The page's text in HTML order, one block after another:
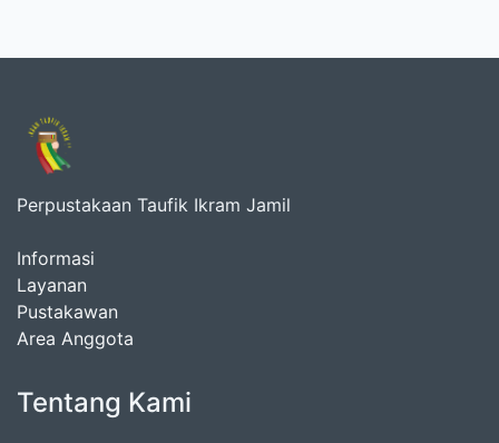
Perpustakaan Taufik Ikram Jamil
Informasi
Layanan
Pustakawan
Area Anggota
Tentang Kami